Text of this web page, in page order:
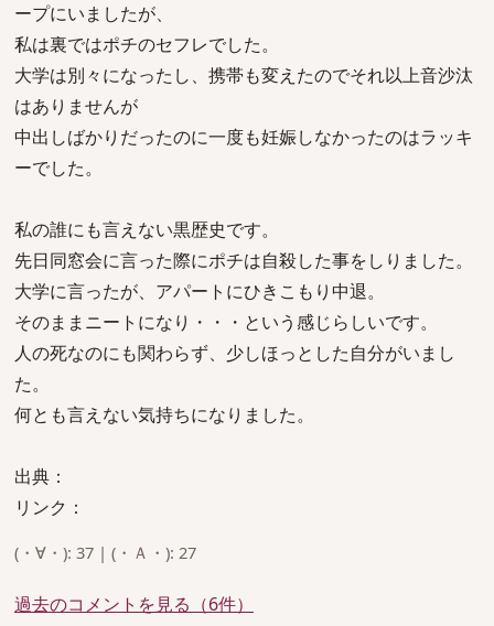
ープにいましたが、
私は裏ではポチのセフレでした。
大学は別々になったし、携帯も変えたのでそれ以上音沙汰
はありませんが
中出しばかりだったのに一度も妊娠しなかったのはラッキ
ーでした。
私の誰にも言えない黒歴史です。
先日同窓会に言った際にポチは自殺した事をしりました。
大学に言ったが、アパートにひきこもり中退。
そのままニートになり・・・という感じらしいです。
人の死なのにも関わらず、少しほっとした自分がいまし
た。
何とも言えない気持ちになりました。
出典：
リンク：
(・∀・): 37 | (・Ａ・): 27
過去のコメントを見る（6件）